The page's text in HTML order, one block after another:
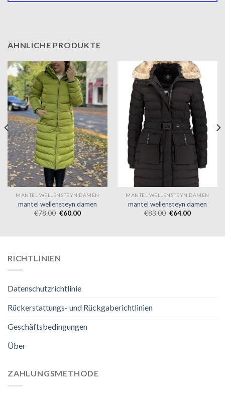
ÄHNLICHE PRODUKTE
MANTEL WELLENSTEYN DAMEN
mantel wellensteyn damen
€78.00 €60.00
MANTEL WELLENSTEYN DAMEN
mantel wellensteyn damen
€83.00 €64.00
RICHTLINIEN
Datenschutzrichtlinie
Rückerstattungs- und Rückgaberichtlinien
Geschäftsbedingungen
Über
ZAHLUNGSMETHODE